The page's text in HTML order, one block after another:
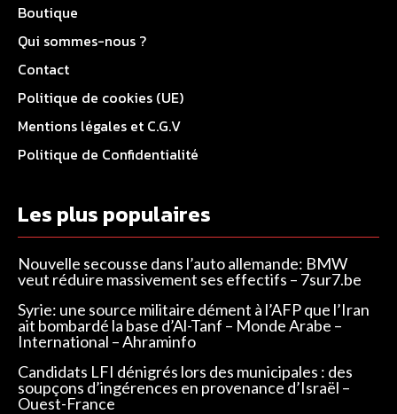
Boutique
Qui sommes-nous ?
Contact
Politique de cookies (UE)
Mentions légales et C.G.V
Politique de Confidentialité
Les plus populaires
Nouvelle secousse dans l’auto allemande: BMW
veut réduire massivement ses effectifs – 7sur7.be
Syrie: une source militaire dément à l’AFP que l’Iran
ait bombardé la base d’Al-Tanf – Monde Arabe –
International – Ahraminfo
Candidats LFI dénigrés lors des municipales : des
soupçons d’ingérences en provenance d’Israël –
Ouest-France